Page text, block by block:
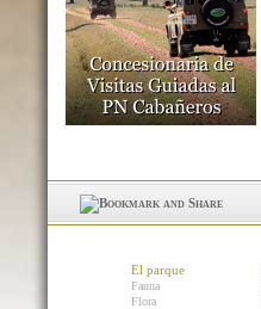
El parque
Fauna
Flora